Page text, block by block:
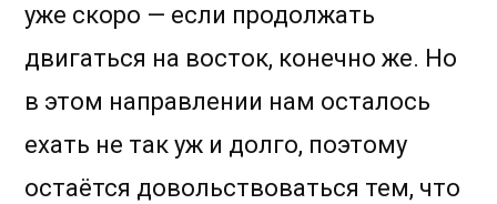
уже скоро — если продолжать
двигаться на восток, конечно же. Но
в этом направлении нам осталось
ехать не так уж и долго, поэтому
остаётся довольствоваться тем, что